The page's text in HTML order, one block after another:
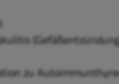
zu